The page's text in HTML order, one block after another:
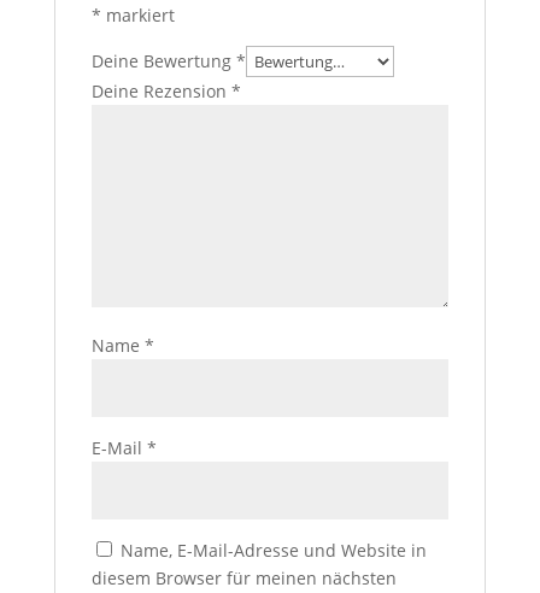
* markiert
Deine Bewertung *
Deine Rezension *
Name *
E-Mail *
Name, E-Mail-Adresse und Website in
diesem Browser für meinen nächsten